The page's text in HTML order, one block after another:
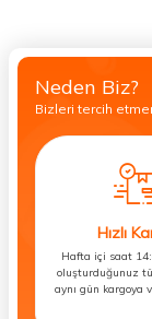
Neden Biz?
Bizleri tercih
Hızlı
Hafta içi saat
oluşturduğunuz
aynı gün kargoya